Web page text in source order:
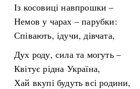
Із косовиці навпрошки –
Немов у чарах – парубки:
Співають, ідучи, дівчата,
Дух роду, сила та могуть –
Квітує рідна Україна,
Хай вкупі будуть всі родини,